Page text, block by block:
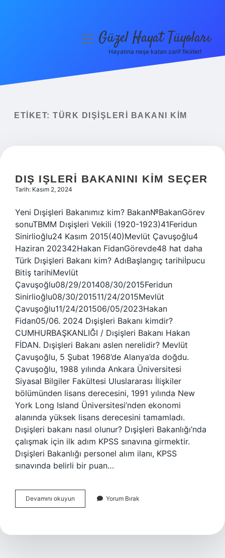
Yasal Uyarı
menüyüGüzel Hayat Tüyoları
Hayatına neşe katan zarif fikirler!
ETIKET: TÜRK DIŞIŞLERI BAKANI KIM
DIŞ IŞLERI BAKANINI KIM SEÇER
Tarih: Kasım 2, 2024
Yeni Dışişleri Bakanımız kim? Bakan№BakanGörev
sonuTBMM Dışişleri Vekili (1920-1923)41Feridun
Sinirlioğlu24 Kasım 2015(40)Mevlüt Çavuşoğlu4
Haziran 202342Hakan FidanGörevde48 hat daha
Türk Dışişleri Bakanı kim? AdıBaşlangıç ​​tarihiİpucu
Bitiş tarihiMevlüt
Çavuşoğlu08/29/201408/30/2015Feridun
Sinirlioğlu08/30/201511/24/2015Mevlüt
Çavuşoğlu11/24/201506/05/2023Hakan
Fidan05/06. 2024 Dışişleri Bakanı kimdir?
CUMHURBAŞKANLIĞI / Dışişleri Bakanı Hakan
FİDAN. Dışişleri Bakanı aslen nerelidir? Mevlüt
Çavuşoğlu, 5 Şubat 1968’de Alanya’da doğdu.
Çavuşoğlu, 1988 yılında Ankara Üniversitesi
Siyasal Bilgiler Fakültesi Uluslararası İlişkiler
bölümünden lisans derecesini, 1991 yılında New
York Long Island Üniversitesi’nden ekonomi
alanında yüksek lisans derecesini tamamladı.
Dışişleri bakanı nasıl olunur? Dışişleri Bakanlığı’nda
çalışmak için ilk adım KPSS sınavına girmektir.
Dışişleri Bakanlığı personel alım ilanı, KPSS
sınavında belirli bir puan…
Devamını okuyun
Işleri
Seçer
Yorum Bırak